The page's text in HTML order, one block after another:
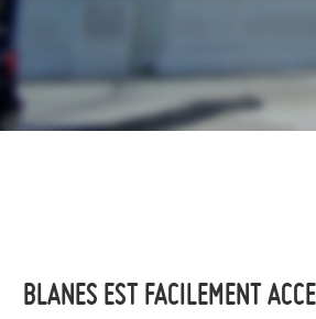
BLANES EST FACILEMENT